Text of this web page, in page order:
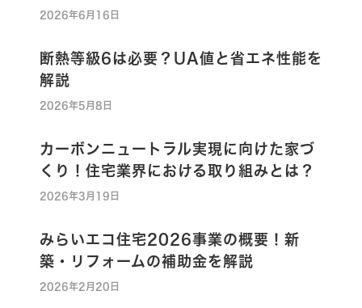
2026年6月16日
断熱等級6は必要？UA値と省エネ性能を
解説
2026年5月8日
カーボンニュートラル実現に向けた家づ
くり！住宅業界における取り組みとは？
2026年3月19日
みらいエコ住宅2026事業の概要！新
築・リフォームの補助金を解説
2026年2月20日